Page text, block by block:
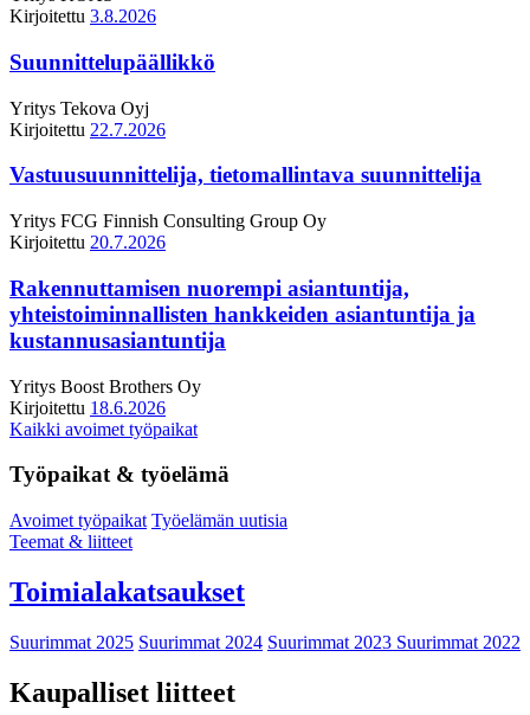
Kirjoitettu 3.8.2026
Suunnittelupäällikkö
Yritys Tekova Oyj
Kirjoitettu 22.7.2026
Vastuusuunnittelija, tietomallintava suunnittelija
Yritys FCG Finnish Consulting Group Oy
Kirjoitettu 20.7.2026
Rakennuttamisen nuorempi asiantuntija,
yhteistoiminnallisten hankkeiden asiantuntija ja
kustannusasiantuntija
Yritys Boost Brothers Oy
Kirjoitettu 18.6.2026
Kaikki avoimet työpaikat
Työpaikat & työelämä
Avoimet työpaikat Työelämän uutisia
Teemat & liitteet
Toimialakatsaukset
Suurimmat 2025 Suurimmat 2024 Suurimmat 2023 Suurimmat 2022
Kaupalliset liitteet